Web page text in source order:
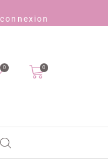
Payez en 4 fois
0 0